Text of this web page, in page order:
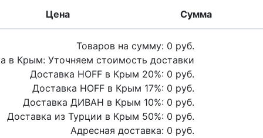
Цена Сумма
Товаров на сумму: 0 руб.
в Крым: Уточняем стоимость доставки
Доставка HOFF в Крым 20%: 0 руб.
Доставка HOFF в Крым 17%: 0 руб.
Доставка ДИВАН в Крым 10%: 0 руб.
Доставка из Турции в Крым 50%: 0 руб.
Адресная доставка: 0 руб.